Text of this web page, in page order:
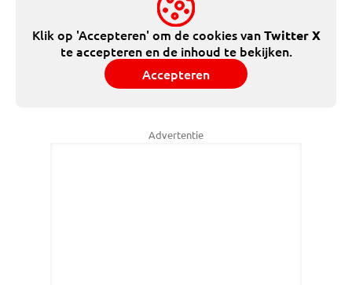
Klik op 'Accepteren' om de cookies vanTwitter X
te accepteren en de inhoud te bekijken.
Accepteren
Advertentie